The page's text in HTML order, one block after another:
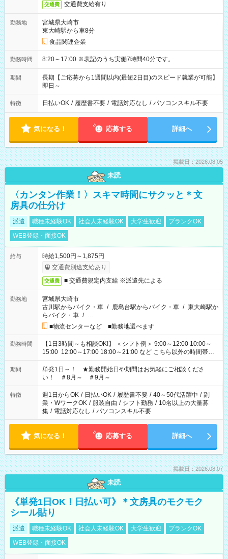
交通費 交通費支給有り
勤務地
宮城県大崎市
東大崎駅から車8分
食品関連企業
勤務時間 8:20～17:00 ※表記のうち実働7時間40分です。
期間
長期【ご応募から1週間以内(最短2日目)のスピード就業が可能】
即日～
特徴 日払いOK / 履歴書不要 / 電話対応なし / パソコンスキル不要
気になる！ 応募する 詳細へ
掲載日：2026.08.05
未読
〈カンタン作業！〉スキマ時間にサクッと＊文
房具の仕分け
派遣 職種未経験OK 社会人未経験OK 大学生歓迎
ブランクOK
WEB登録・面接OK
給与
時給1,500円～1,875円
交通費別途支給あり
交通費 ■ 交通費規定内支給 ※派遣先による
勤務地
宮城県大崎市
古川駅からバイク・車 / 鹿島台駅からバイク・車 / 東大崎駅か
らバイク・車 / …
■物流センターなど ■勤務地選べます
勤務時間
【1日3時間～も相談OK!】 ＜シフト例＞ 9:00～12:00 10:00～
15:00 12:00～17:00 18:00～21:00 など こちら以外の時間帯も
お気軽にご相談ください！
期間
単発1日～！ ★勤務開始日や期間はお気軽にご相談くださ
い！ ＃8月～ ＃9月～
特徴 週1日からOK / 日払いOK / 履歴書不要 / 40～50代活躍中 / 副
業・WワークOK / 服装自由 / シフト勤務 / 10名以上の大量募
集 / 電話対応なし / パソコンスキル不要
気になる！ 応募する 詳細へ
掲載日：2026.08.07
未読
《単発1日OK！日払い可》＊文房具のモクモク
シール貼り
派遣 職種未経験OK 社会人未経験OK 大学生歓迎
ブランクOK
WEB登録・面接OK